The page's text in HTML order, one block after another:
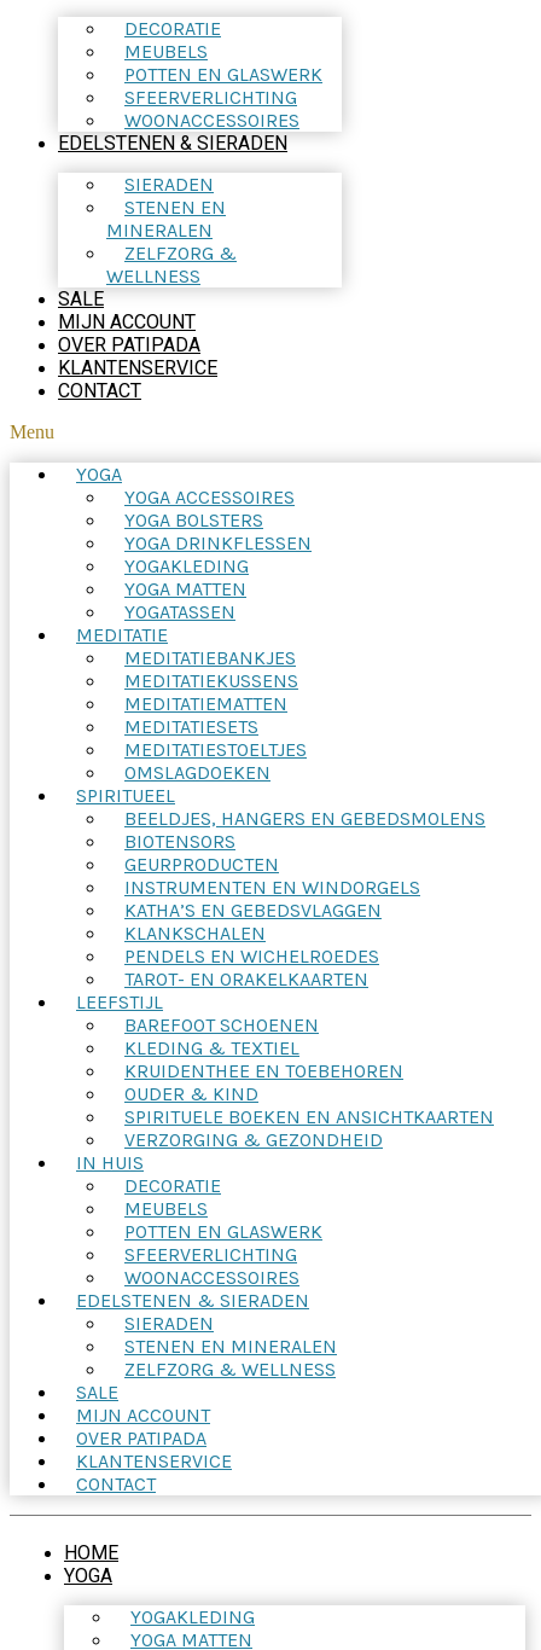
DECORATIE
MEUBELS
POTTEN EN GLASWERK
SFEERVERLICHTING
WOONACCESSOIRES
EDELSTENEN & SIERADEN
SIERADEN
STENEN EN
MINERALEN
ZELFZORG &
WELLNESS
SALE
MIJN ACCOUNT
OVER PATIPADA
KLANTENSERVICE
CONTACT
Menu
YOGA
YOGA ACCESSOIRES
YOGA BOLSTERS
YOGA DRINKFLESSEN
YOGAKLEDING
YOGA MATTEN
YOGATASSEN
MEDITATIE
MEDITATIEBANKJES
MEDITATIEKUSSENS
MEDITATIEMATTEN
MEDITATIESETS
MEDITATIESTOELTJES
OMSLAGDOEKEN
SPIRITUEEL
BEELDJES, HANGERS EN GEBEDSMOLENS
BIOTENSORS
GEURPRODUCTEN
INSTRUMENTEN EN WINDORGELS
KATHA’S EN GEBEDSVLAGGEN
KLANKSCHALEN
PENDELS EN WICHELROEDES
TAROT- EN ORAKELKAARTEN
LEEFSTIJL
BAREFOOT SCHOENEN
KLEDING & TEXTIEL
KRUIDENTHEE EN TOEBEHOREN
OUDER & KIND
SPIRITUELE BOEKEN EN ANSICHTKAARTEN
VERZORGING & GEZONDHEID
IN HUIS
DECORATIE
MEUBELS
POTTEN EN GLASWERK
SFEERVERLICHTING
WOONACCESSOIRES
EDELSTENEN & SIERADEN
SIERADEN
STENEN EN MINERALEN
ZELFZORG & WELLNESS
SALE
MIJN ACCOUNT
OVER PATIPADA
KLANTENSERVICE
CONTACT
HOME
YOGA
YOGAKLEDING
YOGA MATTEN